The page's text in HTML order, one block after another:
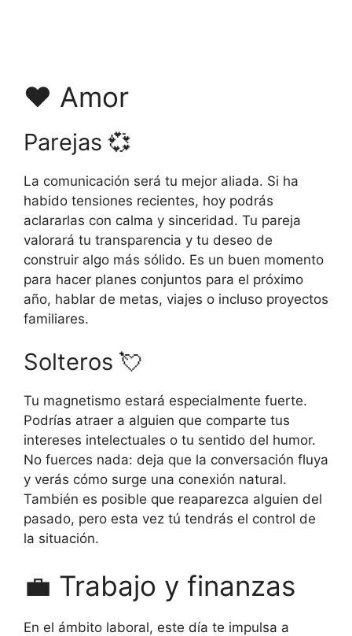
❤️ Amor
Parejas 💞
La comunicación será tu mejor aliada. Si ha
habido tensiones recientes, hoy podrás
aclararlas con calma y sinceridad. Tu pareja
valorará tu transparencia y tu deseo de
construir algo más sólido. Es un buen momento
para hacer planes conjuntos para el próximo
año, hablar de metas, viajes o incluso proyectos
familiares.
Solteros 💘
Tu magnetismo estará especialmente fuerte.
Podrías atraer a alguien que comparte tus
intereses intelectuales o tu sentido del humor.
No fuerces nada: deja que la conversación fluya
y verás cómo surge una conexión natural.
También es posible que reaparezca alguien del
pasado, pero esta vez tú tendrás el control de
la situación.
💼 Trabajo y finanzas
En el ámbito laboral, este día te impulsa a